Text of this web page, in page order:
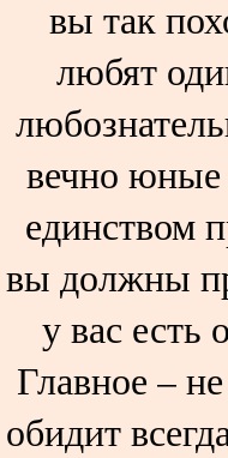
вы так
любят
вечно
единством
вы должны
у вас есть
Главное –
обидит